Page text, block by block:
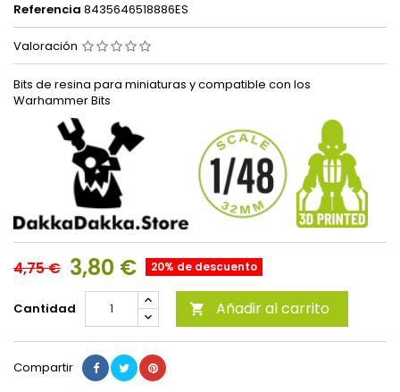
Referencia 8435646518886ES
Valoración
Bits de resina para miniaturas y compatible con los
Warhammer Bits
4,75 € 3,80 € 20% de descuento
Cantidad  Añadir al carrito
Compartir